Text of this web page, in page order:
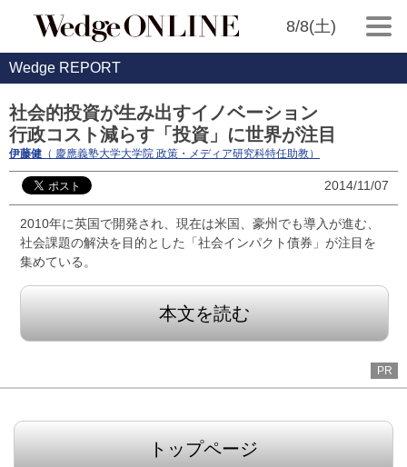
8/8(土)
Wedge REPORT
社会的投資が生み出すイノベーション
行政コスト減らす「投資」に世界が注目
伊藤健 （ 慶應義塾大学大学院 政策・メディア研究科特任助教）
2014/11/07
2010年に英国で開発され、現在は米国、豪州でも導入が進む、
社会課題の解決を目的とした「社会インパクト債券」が注目を
集めている。
本文を読む
PR
トップページ